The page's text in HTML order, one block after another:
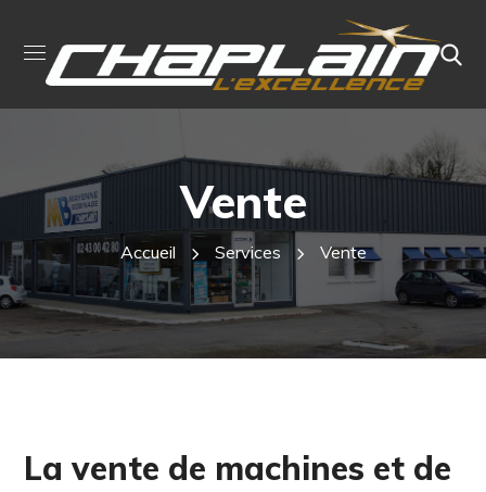
Vente
Accueil Services Vente
La vente de machines et de